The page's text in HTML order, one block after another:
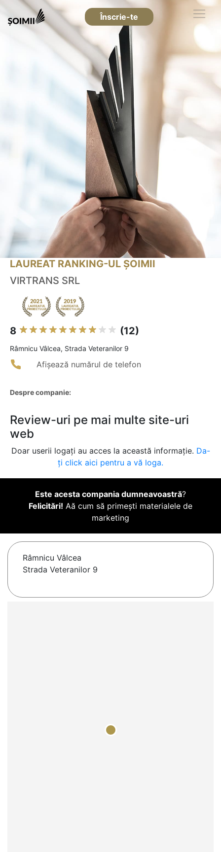
Înscrie-te
LAUREAT RANKING-UL ȘOIMII
VIRTRANS SRL
8 (12)
Râmnicu Vâlcea, Strada Veteranilor 9
Afișează numărul de telefon
Despre companie:
Review-uri pe mai multe site-uri
web
Doar userii logați au acces la această informație. Da-
ți click aici pentru a vă loga.
Este acesta compania dumneavoastră?
Felicitări! Aă cum să primești materialele de
marketing
Râmnicu Vâlcea
Strada Veteranilor 9